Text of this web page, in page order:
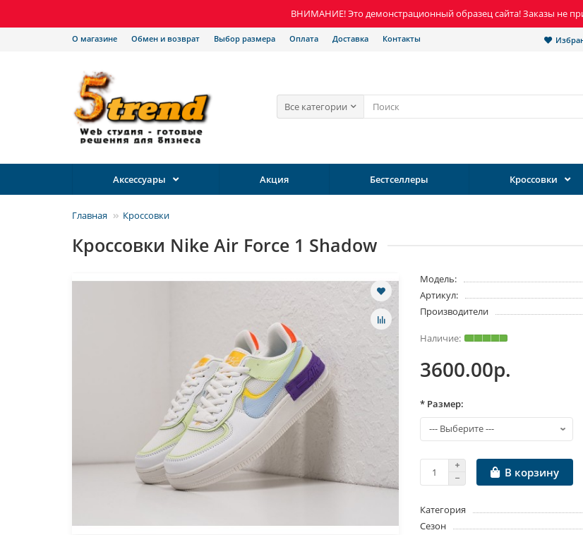
ВНИМАНИЕ! Это демонстрационный образец сайта! Заказы не
О магазине Обмен и возврат Выбор размера Оплата Доставка Контакты
Все категории
Аксессуары Акция Бестселлеры Кроссовки
Главная Кроссовки
Кроссовки Nike Air Force 1 Shadow
Модель:
Артикул:
Производители
3600.00р.
* Размер:
В корзину
Категория
Сезон